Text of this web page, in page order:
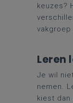
keuzes?
Leren
Je wil
nemen.
kiest dan